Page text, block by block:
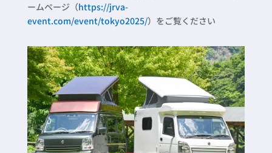
ームページ（https://jrva-
event.com/event/tokyo2025/）をご覧ください